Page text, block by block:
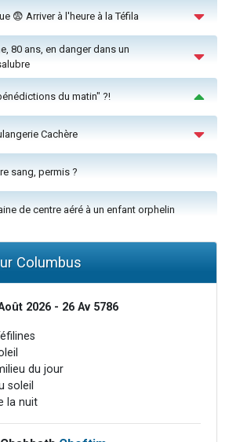
😨 Arriver à l'heure à la Téfila
80 ans, en danger dans un
du matin" ?!
Cachère
sang, permis ?
de centre aéré à un enfant orphelin
Columbus
2026 - 26 Av 5786
du jour
soleil
la nuit